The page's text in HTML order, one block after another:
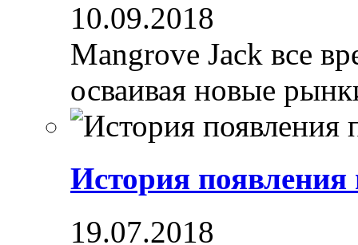
10.09.2018
Mangrove Jack все
осваивая новые
История появления
19.07.2018